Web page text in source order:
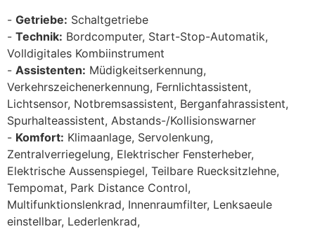
Getriebe: Schaltgetriebe
Technik: Bordcomputer, Start-Stop-Automatik,
Volldigitales Kombiinstrument
Assistenten: Müdigkeitserkennung,
Verkehrszeichenerkennung, Fernlichtassistent,
Lichtsensor, Notbremsassistent, Berganfahrassistent,
Spurhalteassistent, Abstands-/Kollisionswarner
Komfort: Klimaanlage, Servolenkung,
Zentralverriegelung, Elektrischer Fensterheber,
Elektrische Aussenspiegel, Teilbare Ruecksitzlehne,
Tempomat, Park Distance Control,
Multifunktionslenkrad, Innenraumfilter, Lenksaeule
einstellbar, Lederlenkrad,